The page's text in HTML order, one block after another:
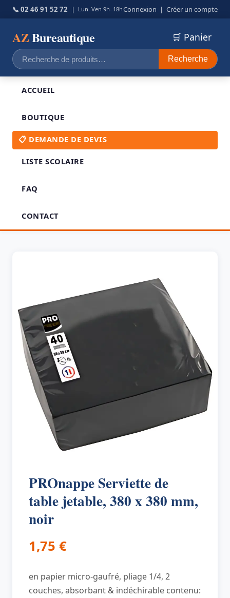
📞 02 46 91 52 72 | Lun–Ven 9h–18hConnexion | Créer un compte
AZBureautique
Recherche
pour :
Recherche
🛒 Panier
ACCUEIL
BOUTIQUE
📋 DEMANDE DE DEVIS
LISTE SCOLAIRE
FAQ
CONTACT
PROnappe Serviette de
table jetable, 380 x 380 mm,
noir
1,75 €
en papier micro-gaufré, pliage 1/4, 2
couches, absorbant & indéchirable contenu: